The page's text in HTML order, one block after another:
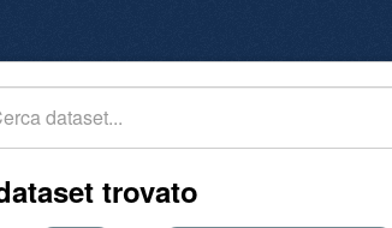
trovato